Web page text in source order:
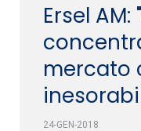
Ersel AM:
mercato
24-GEN-2018